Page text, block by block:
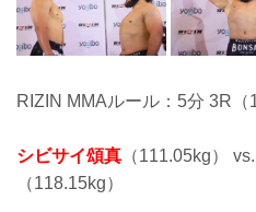
RIZIN MMAルール：5分 3R（
シビサイ頌真 （111.05kg） vs.
（118.15kg）